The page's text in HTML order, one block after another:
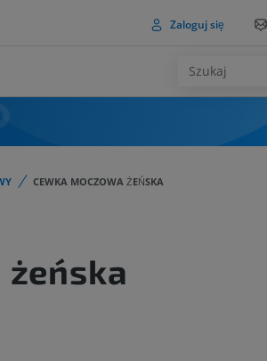
Zaloguj się
CEWKA MOCZOWA ŻEŃSKA
żeńska